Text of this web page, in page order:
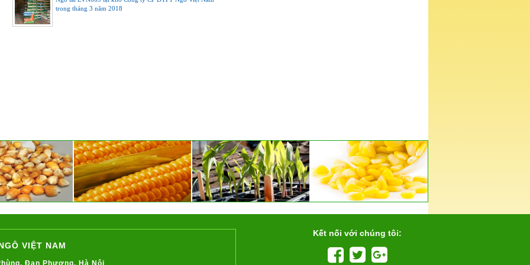
trong tháng 3 năm 2018
VIỆT NAM
Đan Phượng, Hà Nội
Kết nối với chúng tôi: